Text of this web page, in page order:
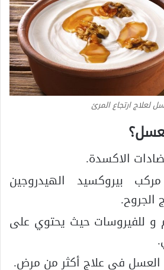
لعلاج ارتجاع المرئ
الاكسدة.
بيروكسيد الهيدروجين
الجروح.
و للفيروسات حيث يحتوي على
في علاج أكثر من مرض.